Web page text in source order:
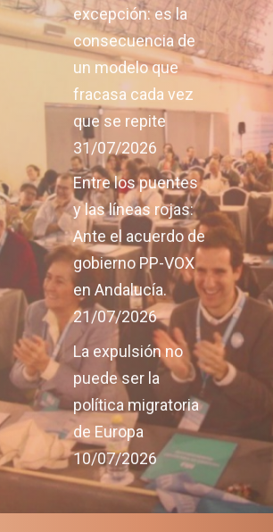
excepción: es la
consecuencia de
un modelo que
fracasa cada vez
que se repite
31/07/2026
Entre los puentes
y las líneas rojas:
Ante el acuerdo de
gobierno PP-VOX
en Andalucía.
21/07/2026
La expulsión no
puede ser la
política migratoria
de Europa
10/07/2026